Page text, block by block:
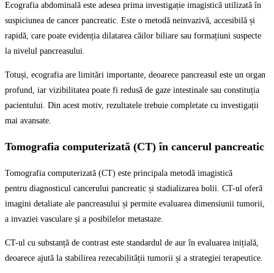
Ecografia abdominală este adesea prima investigație imagistică utilizată în
suspiciunea de cancer pancreatic. Este o metodă neinvazivă, accesibilă și
rapidă, care poate evidenția dilatarea căilor biliare sau formațiuni suspecte
la nivelul pancreasului.
Totuși, ecografia are limitări importante, deoarece pancreasul este un organ
profund, iar vizibilitatea poate fi redusă de gaze intestinale sau constituția
pacientului. Din acest motiv, rezultatele trebuie completate cu investigații
mai avansate.
Tomografia computerizată (CT) în cancerul pancreatic
Tomografia computerizată (CT) este principala metodă imagistică
pentru diagnosticul cancerului pancreatic și stadializarea bolii. CT-ul oferă
imagini detaliate ale pancreasului și permite evaluarea dimensiunii tumorii,
a invaziei vasculare și a posibilelor metastaze.
CT-ul cu substanță de contrast este standardul de aur în evaluarea inițială,
deoarece ajută la stabilirea rezecabilității tumorii și a strategiei terapeutice.